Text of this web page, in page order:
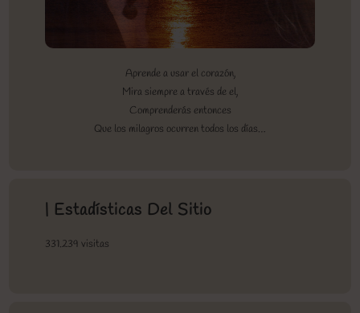
Aprende a usar el corazón,
Mira siempre a través de el,
Comprenderás entonces
Que los milagros ocurren todos los días…
| Estadísticas Del Sitio
331.239 visitas